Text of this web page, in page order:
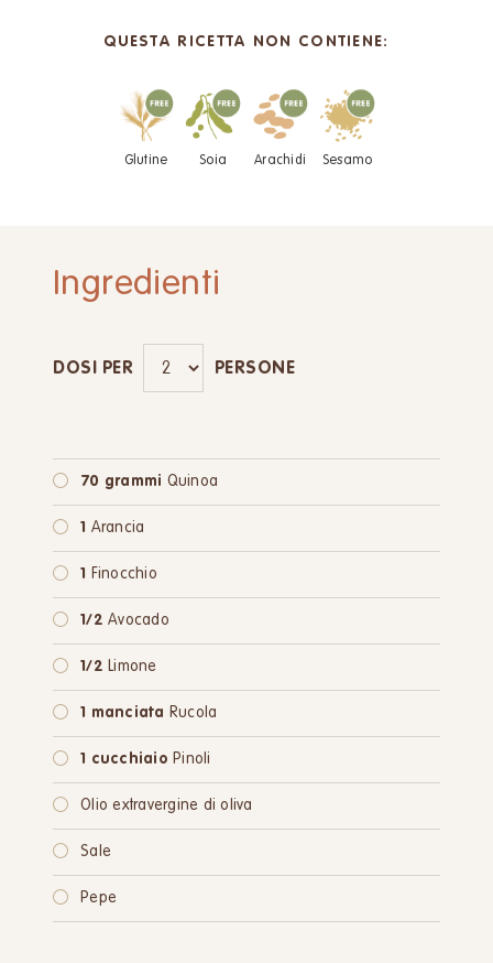
QUESTA RICETTA NON CONTIENE:
Glutine Soia Arachidi Sesamo
Ingredienti
DOSI PER PERSONE
70 grammi Quinoa
1 Arancia
1 Finocchio
1/2 Avocado
1/2 Limone
1 manciata Rucola
1 cucchiaio Pinoli
Olio extravergine di oliva
Sale
Pepe